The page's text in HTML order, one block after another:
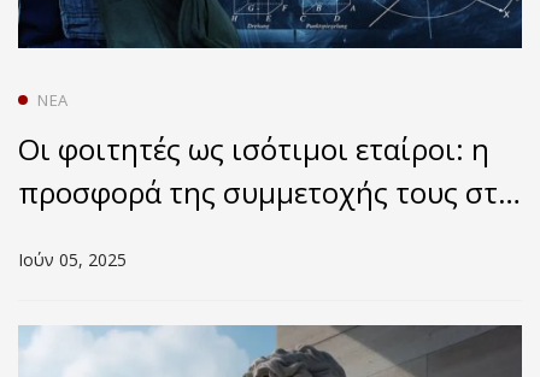
ΝΈΑ
Οι φοιτητές ως ισότιμοι εταίροι: η
προσφορά της συμμετοχής τους στη
Εκπαίδευση
Ιούν 05, 2025